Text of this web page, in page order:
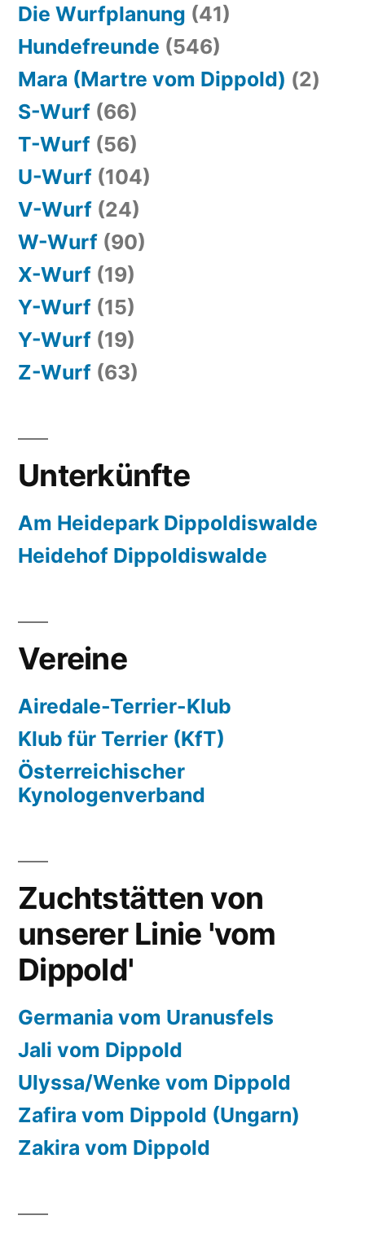
Die Wurfplanung (41)
Hundefreunde (546)
Mara (Martre vom Dippold) (2)
S-Wurf (66)
T-Wurf (56)
U-Wurf (104)
V-Wurf (24)
W-Wurf (90)
X-Wurf (19)
Y-Wurf (15)
Y-Wurf (19)
Z-Wurf (63)
Unterkünfte
Am Heidepark Dippoldiswalde
Heidehof Dippoldiswalde
Vereine
Airedale-Terrier-Klub
Klub für Terrier (KfT)
Österreichischer
Kynologenverband
Zuchtstätten von
unserer Linie 'vom
Dippold'
Germania vom Uranusfels
Jali vom Dippold
Ulyssa/Wenke vom Dippold
Zafira vom Dippold (Ungarn)
Zakira vom Dippold